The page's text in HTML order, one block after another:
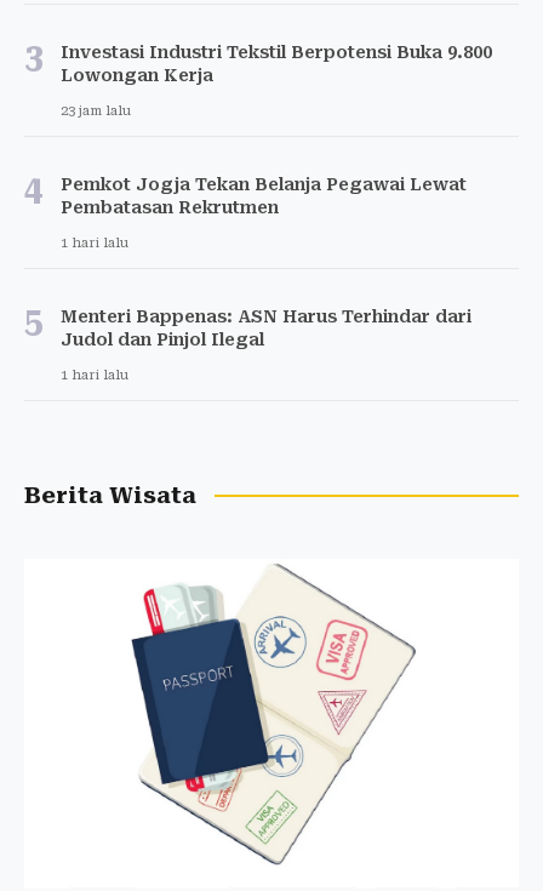
3
Investasi Industri Tekstil Berpotensi Buka 9.800
Lowongan Kerja
23 jam lalu
4
Pemkot Jogja Tekan Belanja Pegawai Lewat
Pembatasan Rekrutmen
1 hari lalu
5
Menteri Bappenas: ASN Harus Terhindar dari
Judol dan Pinjol Ilegal
1 hari lalu
Berita Wisata